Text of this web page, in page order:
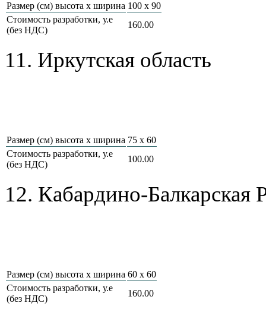
Размер (см) высота х ширина 100 х 90
Стоимость разработки, у.е
(без НДС)
160.00
11. Иркутская область
Размер (см) высота х ширина 75 x 60
Стоимость разработки, у.е
(без НДС)
100.00
12. Кабардино-Балкарская
Размер (см) высота х ширина 60 x 60
Стоимость разработки, у.е
(без НДС)
160.00